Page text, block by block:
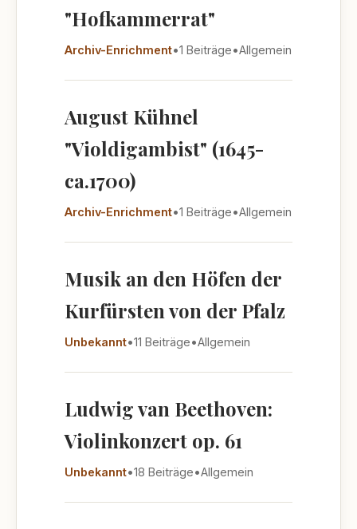
"Hofkammerrat"
Archiv-Enrichment•1 Beiträge•Allgemein
August Kühnel
"Violdigambist" (1645-
ca.1700)
Archiv-Enrichment•1 Beiträge•Allgemein
Musik an den Höfen der
Kurfürsten von der Pfalz
Unbekannt•11 Beiträge•Allgemein
Ludwig van Beethoven:
Violinkonzert op. 61
Unbekannt•18 Beiträge•Allgemein